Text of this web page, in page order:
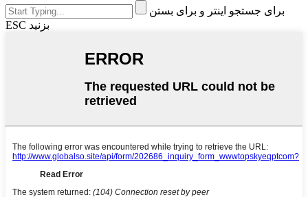
برای جستجو اینتر و برای بستن
ESC بزنید